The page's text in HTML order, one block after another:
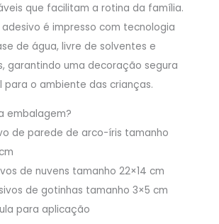
que facilitam a rotina da família.
adesivo é impresso com tecnologia
de água, livre de solventes e
garantindo uma decoração segura
o ambiente das crianças.
embalagem?
de parede de arco-íris tamanho
de nuvens tamanho 22×14 cm
de gotinhas tamanho 3×5 cm
para aplicação